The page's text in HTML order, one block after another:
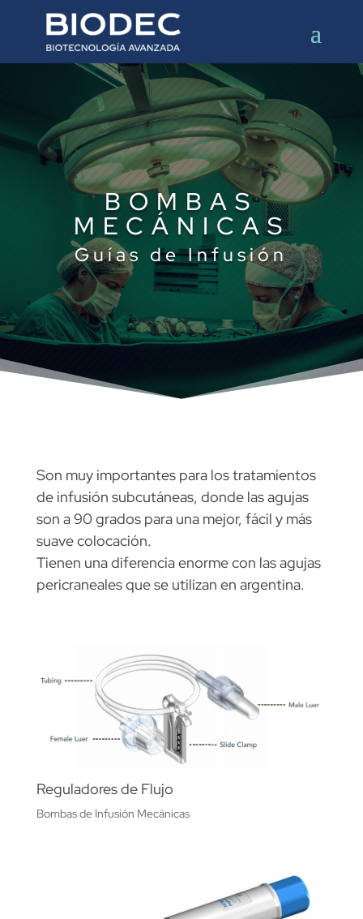
BOMBAS
MECÁNICAS
Guías de Infusión
Son muy importantes para los tratamientos
de infusión subcutáneas, donde las agujas
son a 90 grados para una mejor, fácil y más
suave colocación.
Tienen una diferencia enorme con las agujas
pericraneales que se utilizan en argentina.
Reguladores de Flujo
Bombas de Infusión Mecánicas